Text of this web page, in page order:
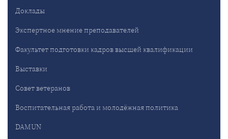
Доклады
Экспертное мнение преподавателей
Факультет подготовки кадров высшей квалификации
Выставки
Совет ветеранов
Воспитательная работа и молодёжная политика
DAMUN